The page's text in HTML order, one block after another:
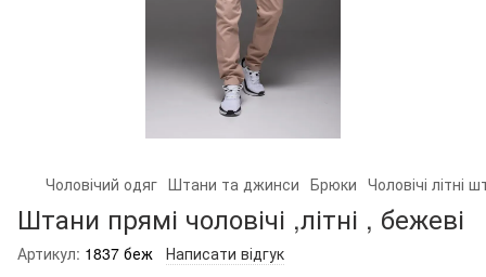
Чоловічий одяг Штани та джинси Брюки Чоловічі літні
Штани прямі чоловічі ,літні , бежеві
Артикул: 1837 беж Написати відгук